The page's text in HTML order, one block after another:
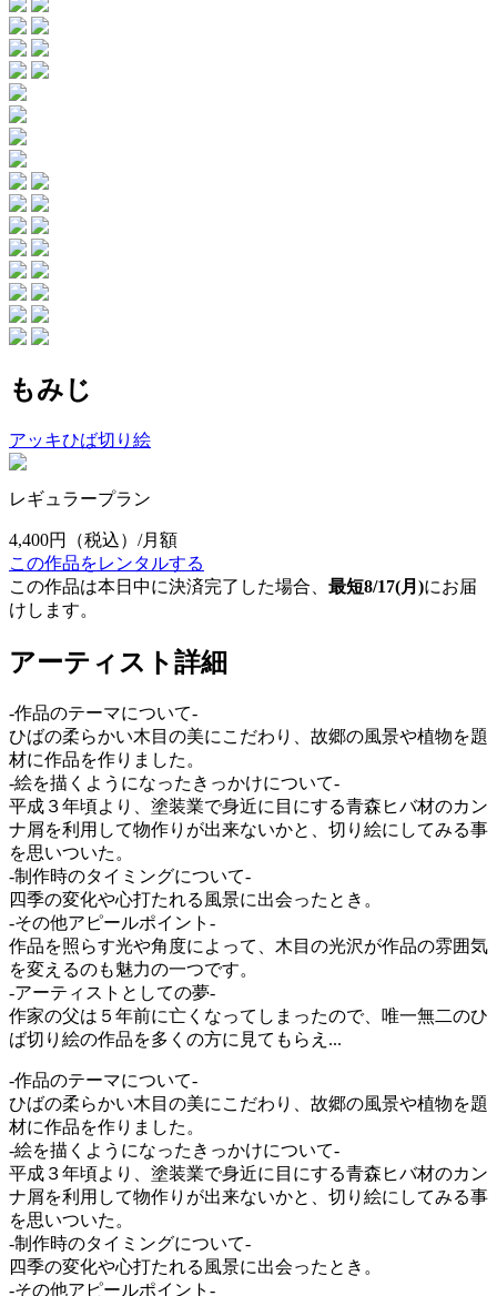
もみじ
アッキひば切り絵
レギュラープラン
4,400円
（税込）/月額
この作品をレンタルする
この作品は本日中に決済完了した場合、 最短8/17(月)にお届
けします。
アーティスト詳細
-作品のテーマについて-
ひばの柔らかい木目の美にこだわり、故郷の風景や植物を題
材に作品を作りました。
-絵を描くようになったきっかけについて-
平成３年頃より、塗装業で身近に目にする青森ヒバ材のカン
ナ屑を利用して物作りが出来ないかと、切り絵にしてみる事
を思いついた。
-制作時のタイミングについて-
四季の変化や心打たれる風景に出会ったとき。
-その他アピールポイント-
作品を照らす光や角度によって、木目の光沢が作品の雰囲気
を変えるのも魅力の一つです。
-アーティストとしての夢-
作家の父は５年前に亡くなってしまったので、唯一無二のひ
ば切り絵の作品を多くの方に見てもらえ...
-作品のテーマについて-
ひばの柔らかい木目の美にこだわり、故郷の風景や植物を題
材に作品を作りました。
-絵を描くようになったきっかけについて-
平成３年頃より、塗装業で身近に目にする青森ヒバ材のカン
ナ屑を利用して物作りが出来ないかと、切り絵にしてみる事
を思いついた。
-制作時のタイミングについて-
四季の変化や心打たれる風景に出会ったとき。
-その他アピールポイント-